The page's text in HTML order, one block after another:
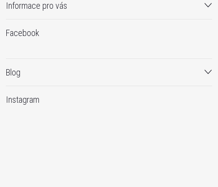
Informace pro vás
Facebook
Blog
Instagram